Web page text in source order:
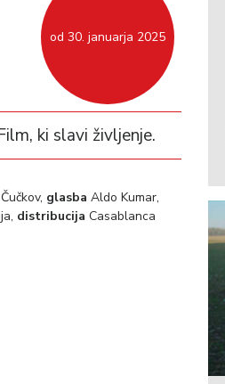
od 30. januarja 2025
ki slavi življenje.
glasba Aldo Kumar,
distribucija Casablanca